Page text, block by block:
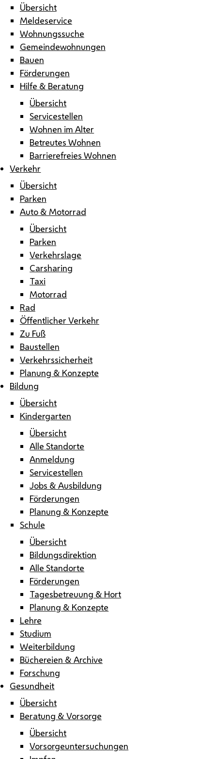
Übersicht
Meldeservice
Wohnungssuche
Gemeindewohnungen
Bauen
Förderungen
Hilfe & Beratung
Übersicht
Servicestellen
Wohnen im Alter
Betreutes Wohnen
Barrierefreies Wohnen
Verkehr
Übersicht
Parken
Auto & Motorrad
Übersicht
Parken
Verkehrslage
Carsharing
Taxi
Motorrad
Rad
Öffentlicher Verkehr
Zu Fuß
Baustellen
Verkehrssicherheit
Planung & Konzepte
Bildung
Übersicht
Kindergarten
Übersicht
Alle Standorte
Anmeldung
Servicestellen
Jobs & Ausbildung
Förderungen
Planung & Konzepte
Schule
Übersicht
Bildungsdirektion
Alle Standorte
Förderungen
Tagesbetreuung & Hort
Planung & Konzepte
Lehre
Studium
Weiterbildung
Büchereien & Archive
Forschung
Gesundheit
Übersicht
Beratung & Vorsorge
Übersicht
Vorsorgeuntersuchungen